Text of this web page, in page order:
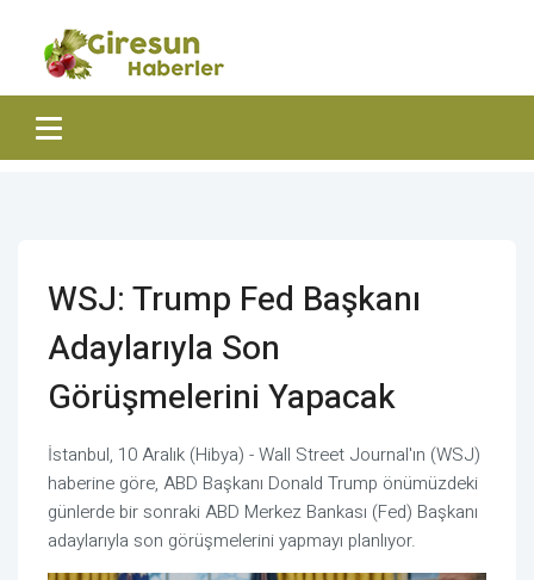
WSJ: Trump Fed Başkanı
Adaylarıyla Son
Görüşmelerini Yapacak
İstanbul, 10 Aralık (Hibya) - Wall Street Journal'ın (WSJ)
haberine göre, ABD Başkanı Donald Trump önümüzdeki
günlerde bir sonraki ABD Merkez Bankası (Fed) Başkanı
adaylarıyla son görüşmelerini yapmayı planlıyor.